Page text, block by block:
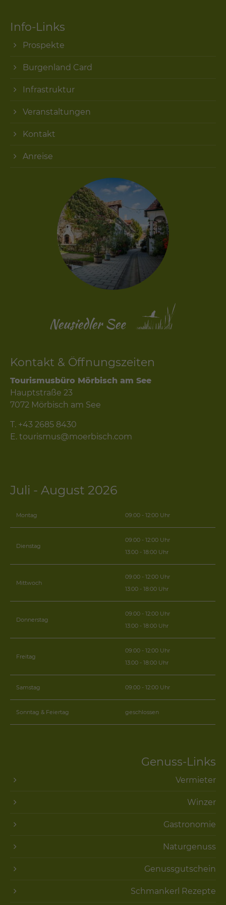
Info-Links
Prospekte
Burgenland Card
Infrastruktur
Veranstaltungen
Kontakt
Anreise
Kontakt & Öffnungszeiten
Tourismusbüro Mörbisch am See
Hauptstraße 23
7072 Mörbisch am See
T. +43 2685 8430
E. tourismus@moerbisch.com
Juli - August 2026
Montag 09:00 - 12:00 Uhr
Dienstag
09:00 - 12:00 Uhr
13:00 - 18:00 Uhr
Mittwoch
09:00 - 12:00 Uhr
13:00 - 18:00 Uhr
Donnerstag
09:00 - 12:00 Uhr
13:00 - 18:00 Uhr
Freitag
09:00 - 12:00 Uhr
13:00 - 18:00 Uhr
Samstag 09:00 - 12:00 Uhr
Sonntag & Feiertag geschlossen
Genuss-Links
Vermieter
Winzer
Gastronomie
Naturgenuss
Genussgutschein
Schmankerl Rezepte